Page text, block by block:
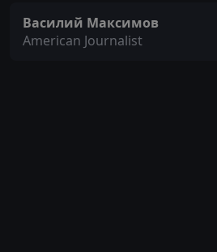
Василий Максимов
American Journalist